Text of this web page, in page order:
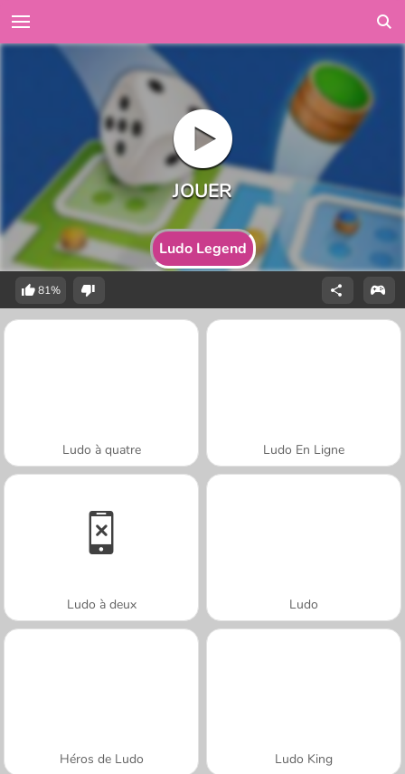
Ludo Legend
81%
Ludo à quatre Ludo En Ligne
Ludo à deux Ludo
Héros de Ludo Ludo King